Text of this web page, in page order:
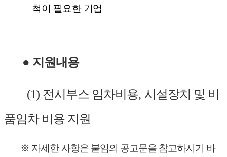
척이 필요한 기업
● 지 원내용
(1) 전시부스 임차비용, 시설장치 및 비
품임차 비용 지원
※ 자세한 사항은 붙임의 공고문을 참고하시기 바